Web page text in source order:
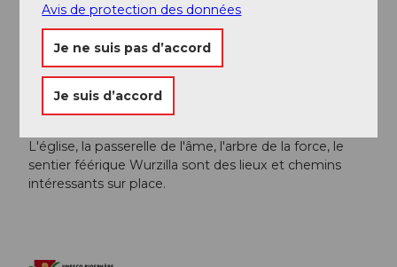
Organisation
UNESCO Biosphäre Entlebuch
Conseil de l'auteur
L'église, la passerelle de l'âme, l'arbre de la force, le
sentier féérique Wurzilla sont des lieux et chemins
intéressants sur place.
Avis de protection des données
Je ne suis pas d’accord
Je suis d’accord